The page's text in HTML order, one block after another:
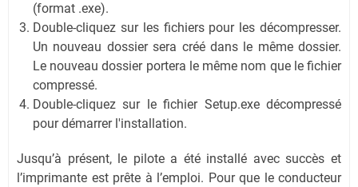
(format .exe).
Double-cliquez sur les fichiers pour les décompresser.
Un nouveau dossier sera créé dans le même dossier.
Le nouveau dossier portera le même nom que le fichier
compressé.
Double-cliquez sur le fichier Setup.exe décompressé
pour démarrer l'installation.
Jusqu’à présent, le pilote a été installé avec succès et
l’imprimante est prête à l’emploi. Pour que le conducteur